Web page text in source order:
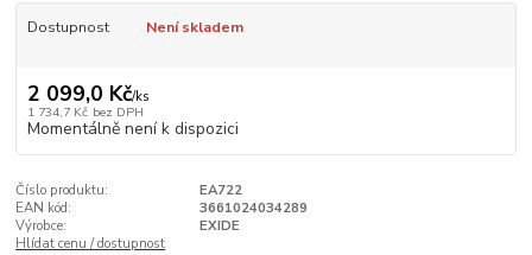
Dostupnost Není skladem
2 099,0 Kč/ks
1 734,7 Kč bez DPH
Momentálně není k dispozici
Číslo produktu:
EA722
EAN kód:
3661024034289
Výrobce:
EXIDE
Hlídat cenu / dostupnost